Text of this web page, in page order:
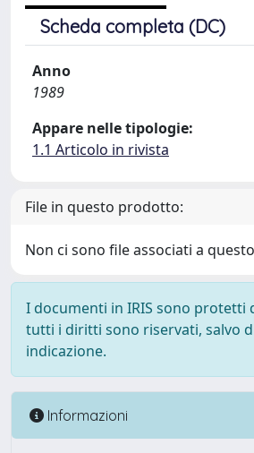
Scheda completa (DC)
Anno
1989
Appare nelle tipologie:
1.1 Articolo in rivista
File in questo prodotto:
Non ci sono file associati a
I documenti in IRIS sono protetti
tutti i diritti sono riservati, salvo
indicazione.
Informazioni